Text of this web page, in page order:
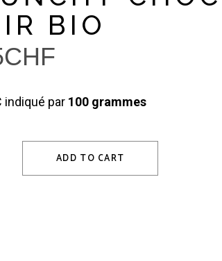
BIO
CHF
indiqué par 100 grammes
ADD TO CART